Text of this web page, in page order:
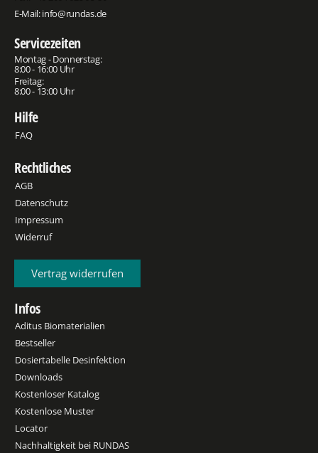
E-Mail:info@rundas.de
Servicezeiten
Montag - Donnerstag:
8:00 - 16:00 Uhr
Freitag:
8:00 - 13:00 Uhr
Hilfe
FAQ
Rechtliches
AGB
Datenschutz
Impressum
Widerruf
Vertrag widerrufen
Infos
Aditus Biomaterialien
Bestseller
Dosiertabelle Desinfektion
Downloads
Kostenloser Katalog
Kostenlose Muster
Locator
Nachhaltigkeit bei RUNDAS